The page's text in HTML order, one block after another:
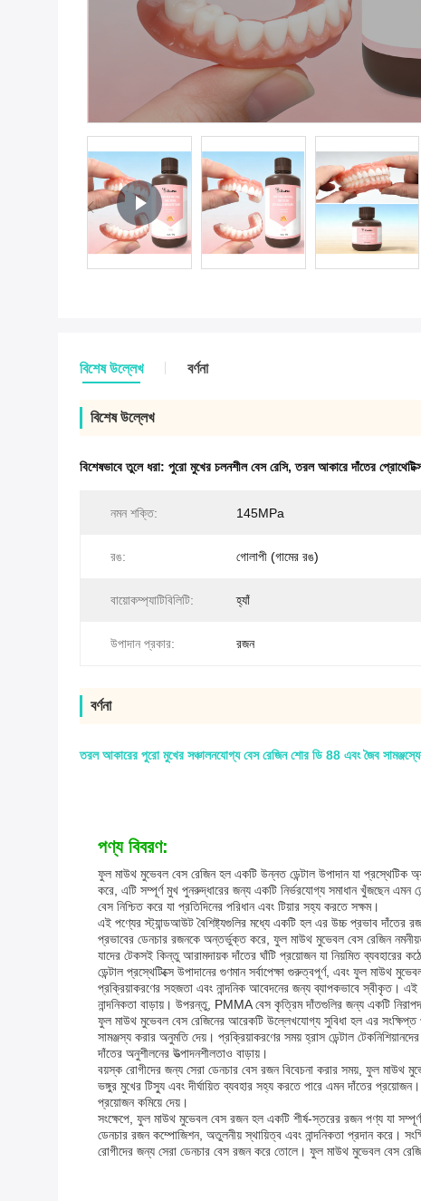
বিশেষ উল্লেখ বর্ণনা
বিশেষ উল্লেখ
বিশেষভাবে তুলে ধরা: পুরো মুখের চলনশীল বেস রেসি,তরল আকারে দাঁতের
নমন শক্তি: 145MPa
রঙ: গোলাপী (গামের রঙ)
বায়োকম্প্যাটিবিলিটি: হ্যাঁ
উপাদান প্রকার: রজন
বর্ণনা
তরল আকারের পুরো মুখের সঞ্চালনযোগ্য বেস রেজিন শোর ডি 88 এবং জৈব
পণ্য বিবরণ:
ফুল মাউথ মুভেবল বেস রেজিন হল একটি উন্নত ডেন্টাল উপাদান যা প্রস্থেটিক
করে, এটি সম্পূর্ণ মুখ পুনরুদ্ধারের জন্য একটি নির্ভরযোগ্য সমাধান খুঁজছেন
বেস নিশ্চিত করে যা প্রতিদিনের পরিধান এবং টিয়ার সহ্য করতে সক্ষম।
এই পণ্যের স্ট্যান্ডআউট বৈশিষ্ট্যগুলির মধ্যে একটি হল এর উচ্চ প্রভাব দাঁতের
প্রভাবের ডেনচার রজনকে অন্তর্ভুক্ত করে, ফুল মাউথ মুভেবল বেস রেজিন
যাদের টেকসই কিন্তু আরামদায়ক দাঁতের ঘাঁটি প্রয়োজন যা নিয়মিত ব্যবহারের
ডেন্টাল প্রস্থেটিক্সে উপাদানের গুণমান সর্বাপেক্ষা গুরুত্বপূর্ণ, এবং ফুল মাউথ
প্রক্রিয়াকরণের সহজতা এবং নান্দনিক আবেদনের জন্য ব্যাপকভাবে স্বীকৃত। এই
নান্দনিকতা বাড়ায়। উপরন্তু, PMMA বেস কৃত্রিম দাঁতগুলির জন্য একটি
ফুল মাউথ মুভেবল বেস রেজিনের আরেকটি উল্লেখযোগ্য সুবিধা হল এর সংক্ষিপ্ত
সামঞ্জস্য করার অনুমতি দেয়। প্রক্রিয়াকরণের সময় হ্রাস ডেন্টাল
দাঁতের অনুশীলনের উত্পাদনশীলতাও বাড়ায়।
বয়স্ক রোগীদের জন্য সেরা ডেনচার বেস রজন বিবেচনা করার সময়, ফুল মাউথ
ভঙ্গুর মুখের টিস্যু এবং দীর্ঘায়িত ব্যবহার সহ্য করতে পারে এমন দাঁতের
প্রয়োজন কমিয়ে দেয়।
সংক্ষেপে, ফুল মাউথ মুভেবল বেস রজন হল একটি শীর্ষ-স্তরের রজন পণ্য যা
ডেনচার রজন কম্পোজিশন, অতুলনীয় স্থায়িত্ব এবং নান্দনিকতা প্রদান করে।
রোগীদের জন্য সেরা ডেনচার বেস রজন করে তোলে। ফুল মাউথ মুভেবল বেস